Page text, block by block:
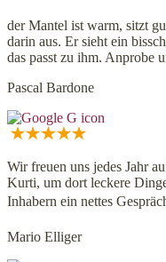
der Mantel ist warm, sitzt
darin aus. Er sieht ein
das passt zu ihm. Anprobe
Pascal Bardone
Wir freuen uns jedes Jahr
Kurti, um dort leckere
Inhabern ein nettes
Mario Elliger